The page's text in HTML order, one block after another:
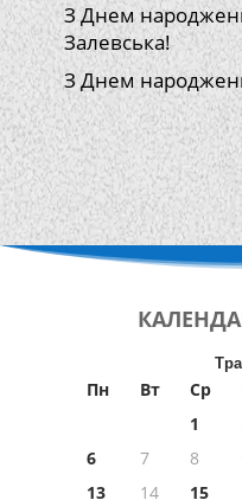
З Днем
Залевська!
З Днем
Пн Вт Ср
1
6
7 8
13
14 15